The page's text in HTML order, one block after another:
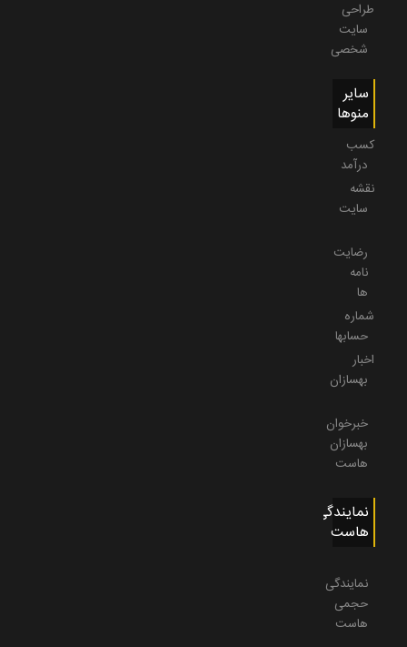
طراحی
سایت
شخصی
سایر
منوها
کسب
درآمد
نقشه
سایت
رضایت
نامه
ها
شماره
حسابها
اخبار
بهسازان
خبرخوان
بهسازان
هاست
نمایندگی
هاست
نمایندگی
حجمی
هاست